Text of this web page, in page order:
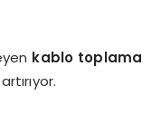
kablo toplama